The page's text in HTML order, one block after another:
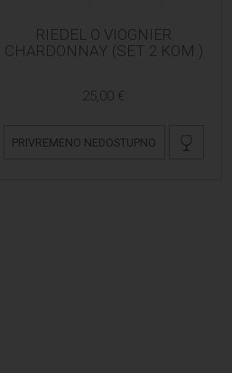
RIEDEL O VIOGNIER
CHARDONNAY (SET 2 KOM.)
25,00 €
PRIVREMENO NEDOSTUPNO